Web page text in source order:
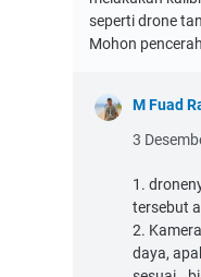
seperti drone
Mohon
M Fuad
3
1.
tersebut
2.
daya,